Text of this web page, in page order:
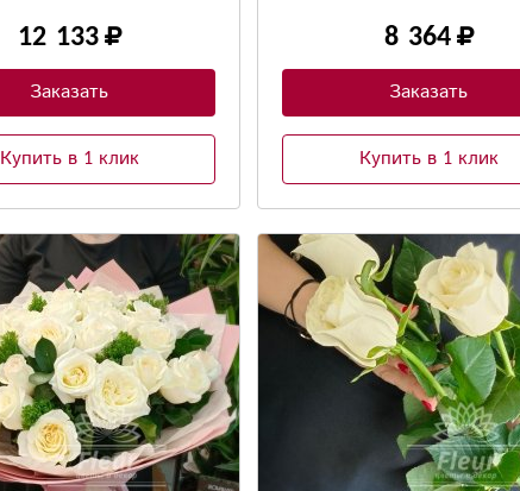
12 133
Заказать
Купить в 1 клик
8 364
Заказать
Купить в 1 клик